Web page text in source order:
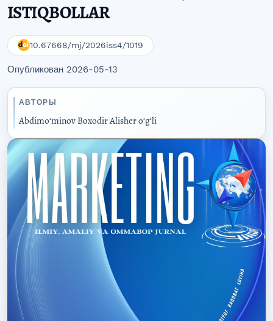
ISTIQBOLLAR
10.67668/mj/2026iss4/1019
Опубликован 2026-05-13
АВТОРЫ
Abdimoʻminov Boxodir Alisher oʻgʻli